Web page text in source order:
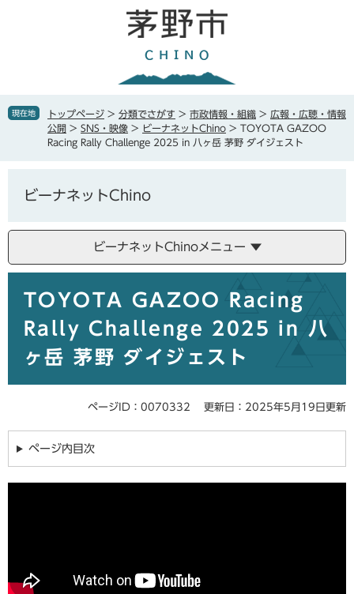
で
ば現在地 トップページ > 分類でさがす > 市政情報・組織 > 広報・広聴・情報
公開 > SNS・映像 > ビーナネットChino > TOYOTA GAZOO
Racing Rally Challenge 2025 in 八ヶ岳 茅野 ダイジェスト
ビーナネットChino
ビーナネットChinoメニュー
TOYOTA GAZOO Racing
Rally Challenge 2025 in 八
ヶ岳 茅野 ダイジェスト
ページID：0070332 更新日：2025年5月19日更新
ページ内目次